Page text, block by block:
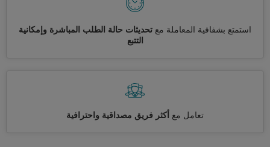
استمتع بشفافية المعاملة مع تحديثات حالة الطلب المباشرة وإمكانية
التتبع
تعامل مع أكثر فريق مصداقية واحترافية